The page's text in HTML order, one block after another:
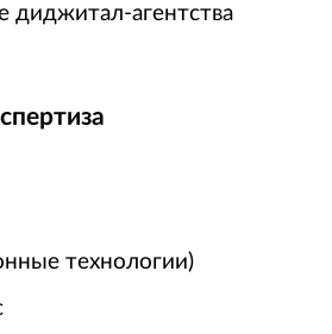
диджитал-агентства
технологии)